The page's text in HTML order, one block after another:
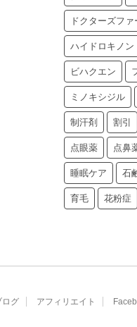
ドクターズフ
ハイドロキノン
ビハクエン
ミノキシジル
制汗剤 割引
点眼薬 点鼻
睡眠ケア 石
育毛 花粉症
ログ アフィリエイト